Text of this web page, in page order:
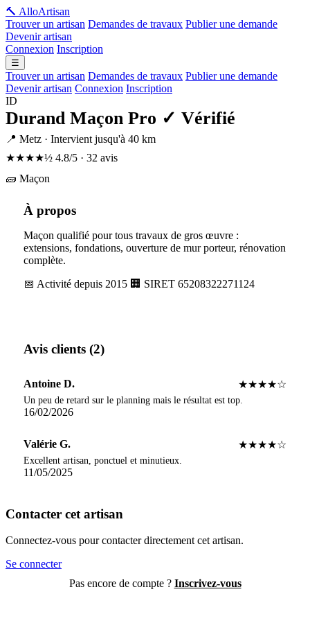
🔨 AlloArtisan
Trouver un artisan Demandes de travaux Publier une demande
Devenir artisan
Connexion Inscription
☰
Trouver un artisan Demandes de travaux Publier une demande
Devenir artisan Connexion Inscription
ID
Durand Maçon Pro ✓ Vérifié
📍 Metz · Intervient jusqu'à 40 km
★★★★½ 4.8/5 · 32 avis
🧱 Maçon
À propos
Maçon qualifié pour tous travaux de gros œuvre :
extensions, fondations, ouverture de mur porteur, rénovation
complète.
📅 Activité depuis 2015 🏢 SIRET 65208322271124
Avis clients (2)
Antoine D. ★★★★☆
Un peu de retard sur le planning mais le résultat est top.
16/02/2026
Valérie G. ★★★★☆
Excellent artisan, ponctuel et minutieux.
11/05/2025
Contacter cet artisan
Connectez-vous pour contacter directement cet artisan.
Se connecter
Pas encore de compte ? Inscrivez-vous